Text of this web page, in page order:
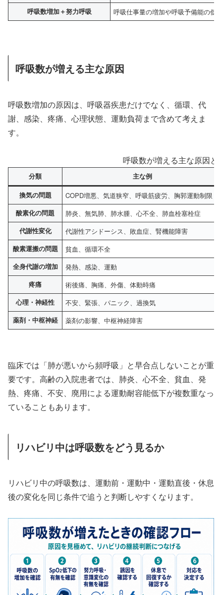
呼吸数増加＋努力呼吸 呼吸仕事量の増加や呼吸予備能の低
呼吸数が増える主な原因
呼吸数増加の原因は、呼吸器疾患だけでなく、循環、代
謝、感染、疼痛、心理状態、運動負荷まで含めて考えま
す。
呼吸数が増える主な原因と
分類 主な例
換気の問題 COPD増悪、気道狭窄、呼吸筋疲労、胸郭運動制限
酸素化の問題 肺炎、無気肺、肺水腫、心不全、肺血栓塞栓症
代謝性変化 代謝性アシドーシス、敗血症、腎機能障害
酸素運搬の問題 貧血、循環不全
全身代謝の増加 発熱、感染、運動
疼痛 術後痛、胸痛、外傷、体動時痛
心理・神経性 不安、緊張、パニック、過換気
薬剤・中枢神経 薬剤の影響、中枢神経障害
臨床では「肺が悪いから頻呼吸」と早合点しないことが重
要です。高齢の入院患者では、肺炎、心不全、貧血、発
熱、疼痛、不安、廃用による運動耐容能低下が複数重なっ
ていることもあります。
リハビリ中は呼吸数をどう見るか
リハビリ中の呼吸数は、運動前・運動中・運動直後・休息
後の変化を同じ条件で追うと判断しやすくなります。